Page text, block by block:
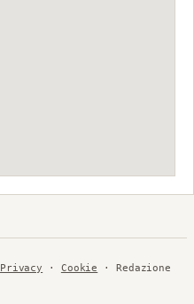
Privacy · Cookie · Redazione